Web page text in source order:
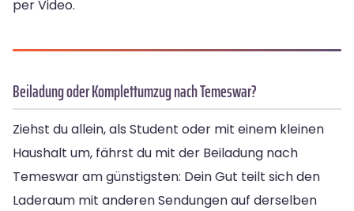
per Video.
Beiladung oder Komplettumzug nach Temeswar?
Ziehst du allein, als Student oder mit einem kleinen
Haushalt um, fährst du mit der Beiladung nach
Temeswar am günstigsten: Dein Gut teilt sich den
Laderaum mit anderen Sendungen auf derselben